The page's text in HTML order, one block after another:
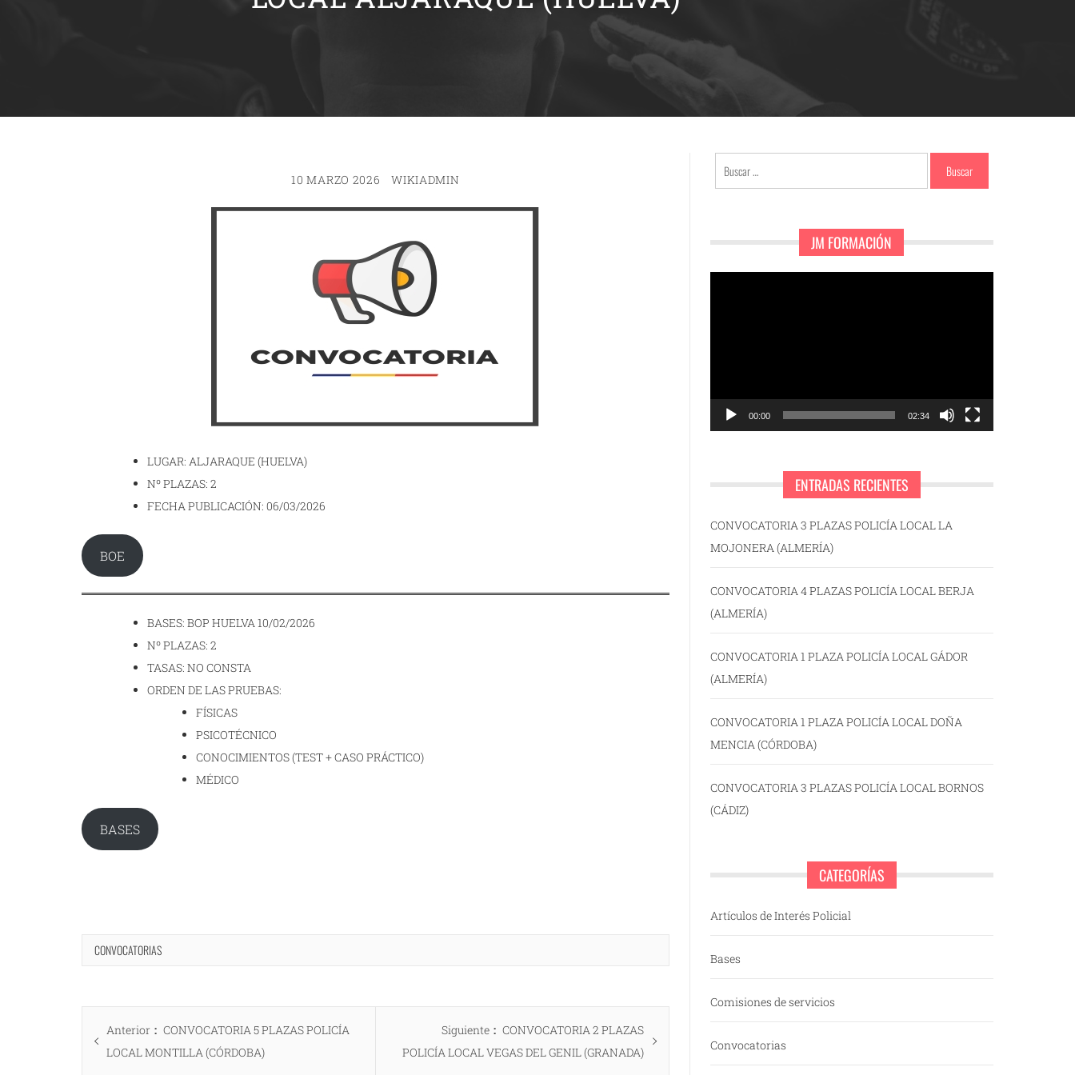
10 MARZO 2026 WIKIADMIN
LUGAR: ALJARAQUE (HUELVA)
Nº PLAZAS: 2
FECHA PUBLICACIÓN: 06/03/2026
BOE
BASES: BOP HUELVA 10/02/2026
Nº PLAZAS: 2
TASAS: NO CONSTA
ORDEN DE LAS PRUEBAS:
FÍSICAS
PSICOTÉCNICO
CONOCIMIENTOS (TEST + CASO PRÁCTICO)
MÉDICO
BASES
CONVOCATORIAS
Navegación
de Anterior
Entrada
anterior:
CONVOCATORIA 5 PLAZAS POLICÍA
LOCAL MONTILLA (CÓRDOBA)
Siguiente
Entrada
siguiente:
CONVOCATORIA 2 PLAZAS
POLICÍA LOCAL VEGAS DEL GENIL (GRANADA)
Buscar:
JM FORMACIÓN
00:00 02:34
ENTRADAS RECIENTES
CONVOCATORIA 3 PLAZAS POLICÍA LOCAL LA
MOJONERA (ALMERÍA)
CONVOCATORIA 4 PLAZAS POLICÍA LOCAL BERJA
(ALMERÍA)
CONVOCATORIA 1 PLAZA POLICÍA LOCAL GÁDOR
(ALMERÍA)
CONVOCATORIA 1 PLAZA POLICÍA LOCAL DOÑA
MENCIA (CÓRDOBA)
CONVOCATORIA 3 PLAZAS POLICÍA LOCAL BORNOS
(CÁDIZ)
CATEGORÍAS
Artículos de Interés Policial
Bases
Comisiones de servicios
Convocatorias